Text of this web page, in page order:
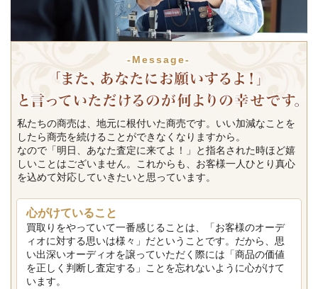
-Message-
私たちの商売は、地元に根付いた商売です。いい加減なことを
したら商売を続けることができなくなりますから。
なので「明日、あなた査定に来てよ！」と指名された時ほど嬉
しいことはございません。これからも、お客様一人ひとり真心
を込めて対応していきたいと思っています。
心がけていること
買取りをやっていて一番感じることは、「お客様のオーデ
ィオに対する思いは様々」だということです。だから、思
い出深いオーディオを譲っていただく際には「商品の価値
を正しく判断し査定する」ことを忘れないように心がけて
います。